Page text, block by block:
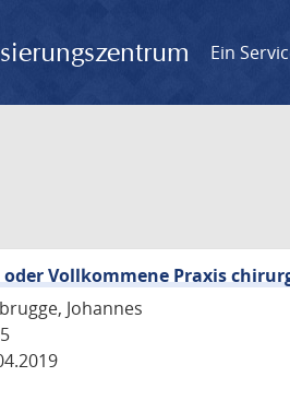
Ein
Vollkommene Praxis
Johannes